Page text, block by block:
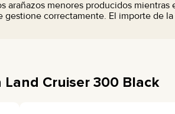
arañazos menores producidos
gestione correctamente. El importe de
Cruiser 300 Black